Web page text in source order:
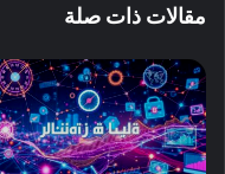
مقالات ذات صلة